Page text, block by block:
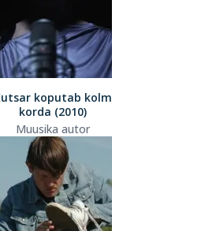
koputab kolm
korda (2010)
Muusika autor